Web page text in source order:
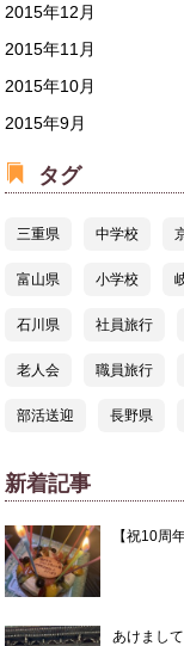
2015年12月
2015年11月
2015年10月
2015年9月
タグ
三重県 中学校
富山県 小学校
石川県 社員旅行
老人会 職員旅行
部活送迎 長野県
新着記事
【祝10周
あけまし